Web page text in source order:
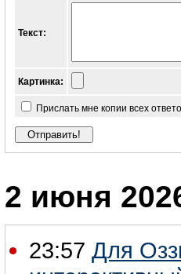
Текст:
Картинка:
Прислать мне копии всех
2 июня
23:57 Для